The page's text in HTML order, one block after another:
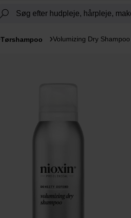
Tørshampoo Volumizing Dry Shampoo